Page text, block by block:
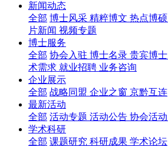
新闻动态
全部 博士风采 精粹博文 热点博硕
片新闻 视频专题
博士服务
全部 协会入驻 博士名录 贵宾博士
术需求 就业招聘 业务咨询
企业展示
全部 战略同盟 企业之窗 京黔互连
最新活动
全部 活动专题 活动公告 协会活动
学术科研
全部 课题研究 科研成果 学术论坛